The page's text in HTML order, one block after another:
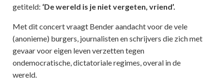
getiteld: ‘De wereld is je niet vergeten, vriend’.
Met dit concert vraagt Bender aandacht voor de vele
(anonieme) burgers, journalisten en schrijvers die zich met
gevaar voor eigen leven verzetten tegen
ondemocratische, dictatoriale regimes, overal in de
wereld.